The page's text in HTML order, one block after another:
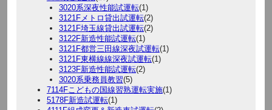
3020系深夜性能試運転(1)
3121Fメトロ貸出試運転(2)
3121F埼玉線貸出試運転(2)
3122F新造性能試運転(1)
3121F都営三田線深夜試運転(1)
3121F東横線線深夜試運転(1)
3123F新造性能試運転(2)
3020系乗務員教習(5)
7114Fこどもの国線習熟運転実施(1)
5178F新造試運転(1)